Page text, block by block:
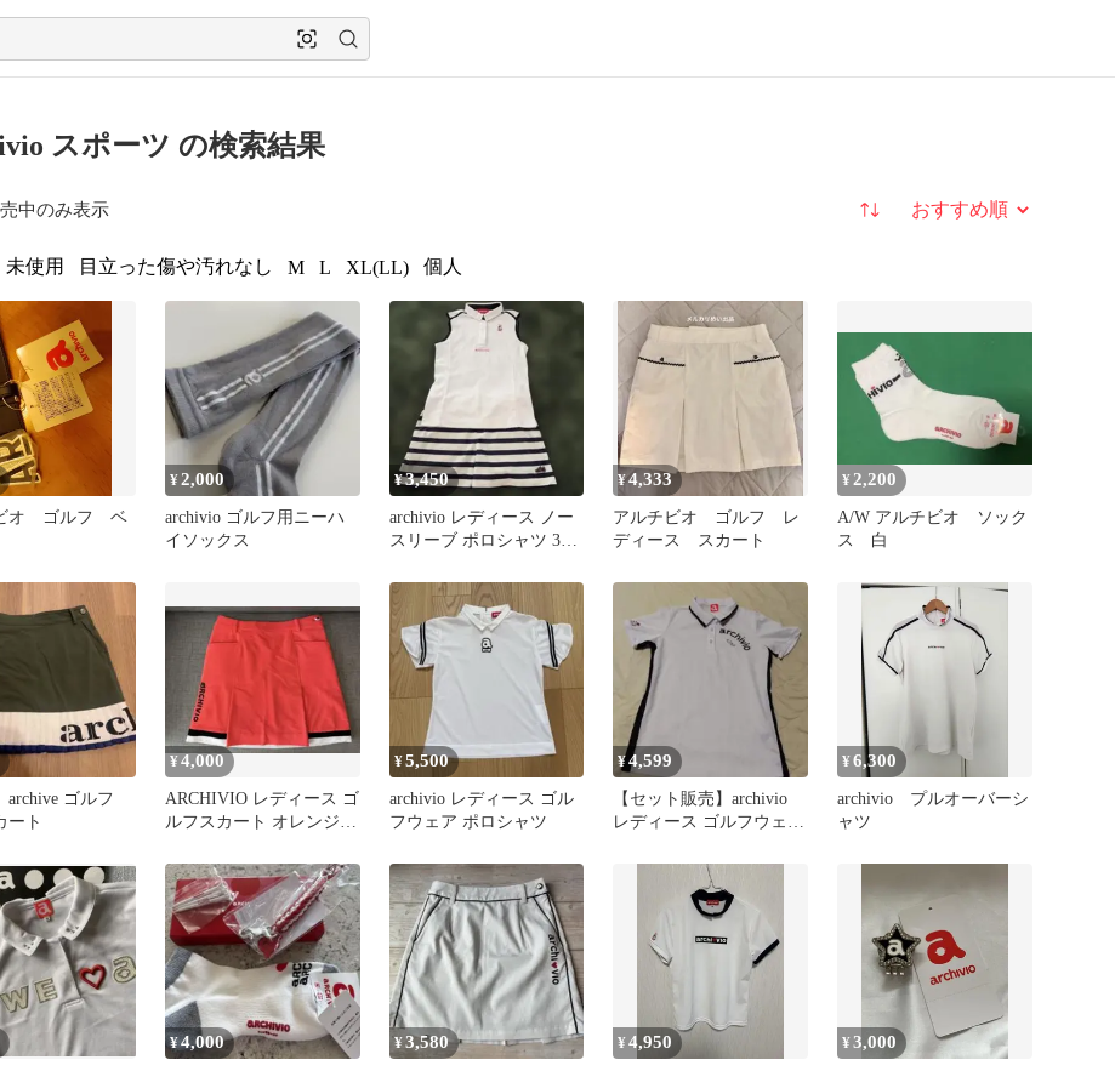
スポーツ の検索結果
中のみ表示 並び替え
未使用 目立った傷や汚れなし M L XL(LL) 個人
オ ゴルフ ベ
¥2,000
archivio ゴルフ用ニーハ
イソックス
¥3,450
archivio レディース ノー
スリーブ ポロシャツ 38
¥4,333
アルチビオ ゴルフ レ
ディース スカート
¥ 2,200
A/W アルチビオ ソック
ス 白
archive ゴルフ
ート
¥4,000
ARCHIVIO レディース ゴ
ルフスカート オレンジ
¥5,500
archivio レディース ゴル
フウェア ポロシャツ
¥4,599
【セット販売】archivio
レディース ゴルフウェア
¥6,300
archivio プルオーバーシ
ャツ
¥4,000 ¥3,580 ¥4,950 ¥3,000